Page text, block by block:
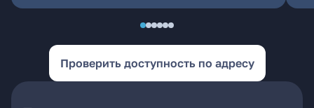
Проверить доступность по адресу